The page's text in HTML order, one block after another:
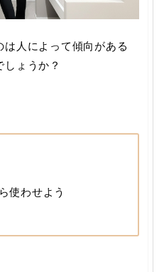
人によって傾向がある
ょうか？
使わせよう